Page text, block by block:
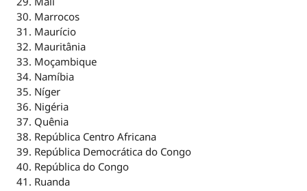
Marrocos
Maurício
Mauritânia
Moçambique
Namíbia
Níger
Nigéria
Quênia
República Centro Africana
República Democrática do Congo
República do Congo
Ruanda